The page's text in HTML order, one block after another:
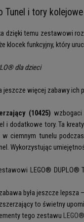
Tunel i tory
dzięki temu zestawowi
klocek funkcyjny, który
dla dzieci
jeszcze więcej zabawy
(10425)
i dodatkowe tory. Ta
w ciemnym tunelu
Wykorzystując
LEGO®
była jeszcze
to świetny
tego zestawu